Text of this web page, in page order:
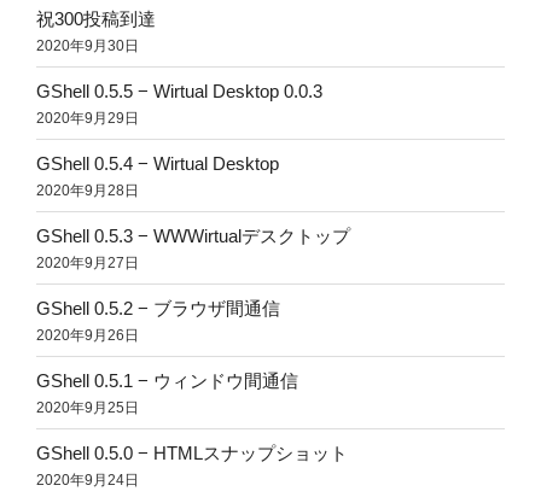
祝300投稿到達
2020年9月30日
GShell 0.5.5 − Wirtual Desktop 0.0.3
2020年9月29日
GShell 0.5.4 − Wirtual Desktop
2020年9月28日
GShell 0.5.3 − WWWirtualデスクトップ
2020年9月27日
GShell 0.5.2 − ブラウザ間通信
2020年9月26日
GShell 0.5.1 − ウィンドウ間通信
2020年9月25日
GShell 0.5.0 − HTMLスナップショット
2020年9月24日